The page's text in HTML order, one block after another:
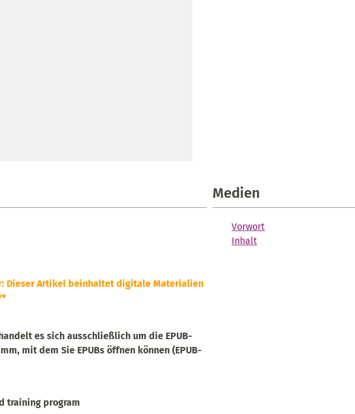
Dieser Artikel beinhaltet digitale Materialien
es sich ausschließlich um die EPUB-
mit dem Sie EPUBs öffnen können (EPUB-
training program
Medien
Inhalt